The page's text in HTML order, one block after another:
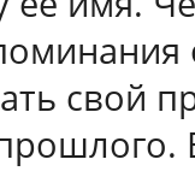
свой